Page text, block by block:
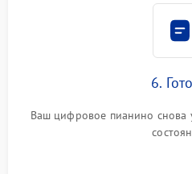
6.
Ваш цифровое пианино снова